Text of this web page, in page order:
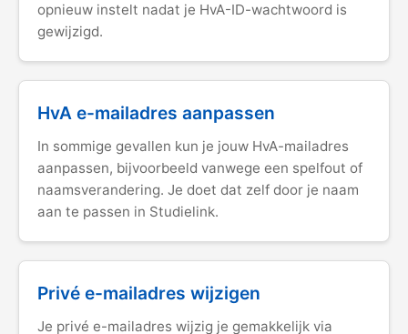
opnieuw instelt nadat je HvA-ID-wachtwoord is
gewijzigd.
HvA e-mailadres aanpassen
In sommige gevallen kun je jouw HvA-mailadres
aanpassen, bijvoorbeeld vanwege een spelfout of
naamsverandering. Je doet dat zelf door je naam
aan te passen in Studielink.
Privé e-mailadres wijzigen
Je privé e-mailadres wijzig je gemakkelijk via